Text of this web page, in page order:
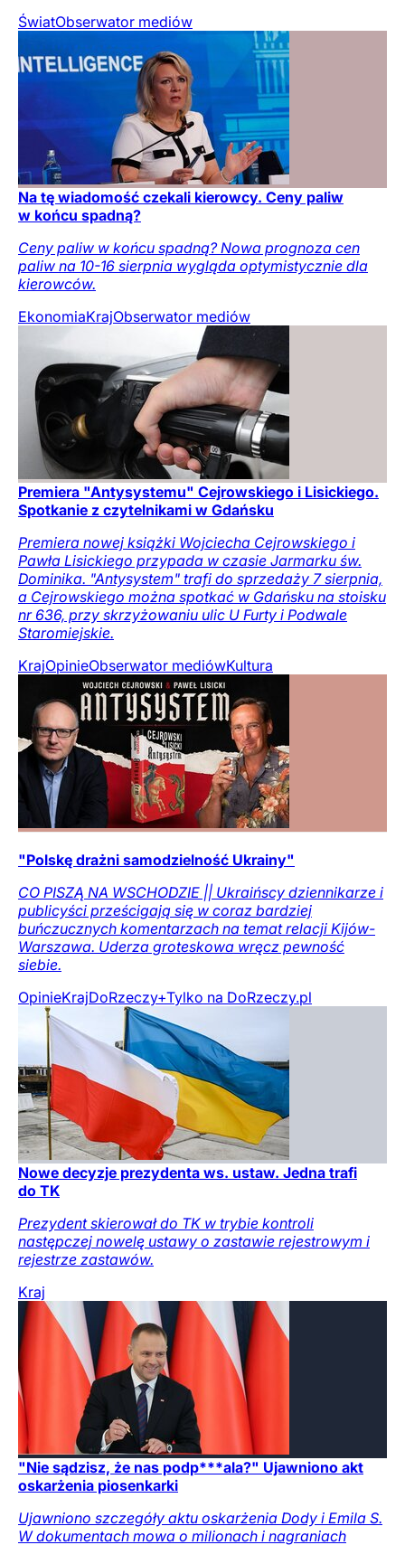
ŚwiatObserwator mediów
Na tę wiadomość czekali kierowcy. Ceny paliw
w końcu spadną?
Ceny paliw w końcu spadną? Nowa prognoza cen
paliw na 10-16 sierpnia wygląda optymistycznie dla
kierowców.
EkonomiaKrajObserwator mediów
Premiera "Antysystemu" Cejrowskiego i Lisickiego.
Spotkanie z czytelnikami w Gdańsku
Premiera nowej książki Wojciecha Cejrowskiego i
Pawła Lisickiego przypada w czasie Jarmarku św.
Dominika. "Antysystem" trafi do sprzedaży 7 sierpnia,
a Cejrowskiego można spotkać w Gdańsku na stoisku
nr 636, przy skrzyżowaniu ulic U Furty i Podwale
Staromiejskie.
KrajOpinieObserwator mediówKultura
"Polskę drażni samodzielność Ukrainy"
CO PISZĄ NA WSCHODZIE || Ukraińscy dziennikarze i
publicyści prześcigają się w coraz bardziej
buńczucznych komentarzach na temat relacji Kijów-
Warszawa. Uderza groteskowa wręcz pewność
siebie.
OpinieKrajDoRzeczy+Tylko na DoRzeczy.pl
Nowe decyzje prezydenta ws. ustaw. Jedna trafi
do TK
Prezydent skierował do TK w trybie kontroli
następczej nowelę ustawy o zastawie rejestrowym i
rejestrze zastawów.
Kraj
"Nie sądzisz, że nas podp***ala?" Ujawniono akt
oskarżenia piosenkarki
Ujawniono szczegóły aktu oskarżenia Dody i Emila S.
W dokumentach mowa o milionach i nagraniach